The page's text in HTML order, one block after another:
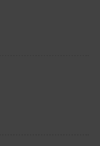
（笑）。
施設の臨床検
つ増えていき
や取り組みを
少しずつ変わ